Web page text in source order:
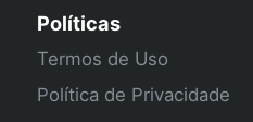
Políticas
Termos de Uso
Política de Privacidade